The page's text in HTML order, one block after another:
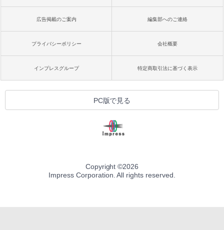
広告掲載のご案内 編集部へのご連絡
プライバシーポリシー 会社概要
インプレスグループ 特定商取引法に基づく表示
PC版で見る
Copyright ©2026
Impress Corporation. All rights reserved.